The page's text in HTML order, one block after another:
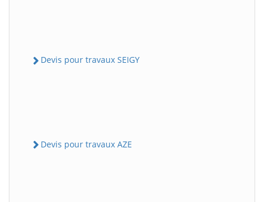
Devis pour travaux SEIGY
Devis pour travaux AZE